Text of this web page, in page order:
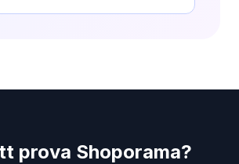
prova Shoporama?